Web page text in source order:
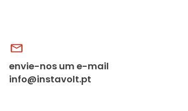
envie-nos um e-mail
info@instavolt.pt